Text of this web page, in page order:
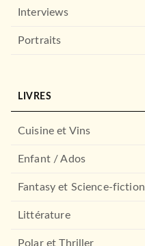
Interviews
Portraits
LIVRES
Cuisine et Vins
Enfant / Ados
Fantasy et Science-fiction
Littérature
Polar et Thriller